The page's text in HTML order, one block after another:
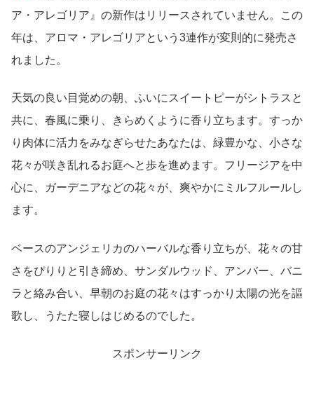
ア・アレゴリア』の新作はリリースされていません。この
年は、アロマ・アレゴリアという3連作が変則的に発売さ
れました。
天気の良い目覚めの朝、ふいにスイートピーがシトラスと
共に、春風に乗り、きらめくように香り立ちます。すっか
り肉体に活力をみなぎらせたあなたは、緑豊かな、小さな
花々が咲き乱れるお庭へと歩を進めます。フリージアを中
心に、ガーデニアなどの花々が、爽やかにミルフルールし
ます。
ベースのアンジェリカのハーバルな香り立ちが、花々の甘
さをぴりりと引き締め、サンダルウッド、アンバー、バニ
ラと絡み合い、早朝のお庭の花々はすっかり太陽の光を謳
歌し、うたた寝しはじめるのでした。
スポンサーリンク